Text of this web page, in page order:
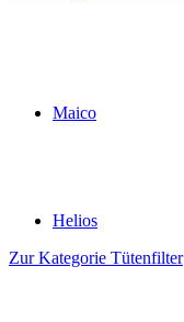
Maico
Helios
Zur Kategorie Tütenfilter